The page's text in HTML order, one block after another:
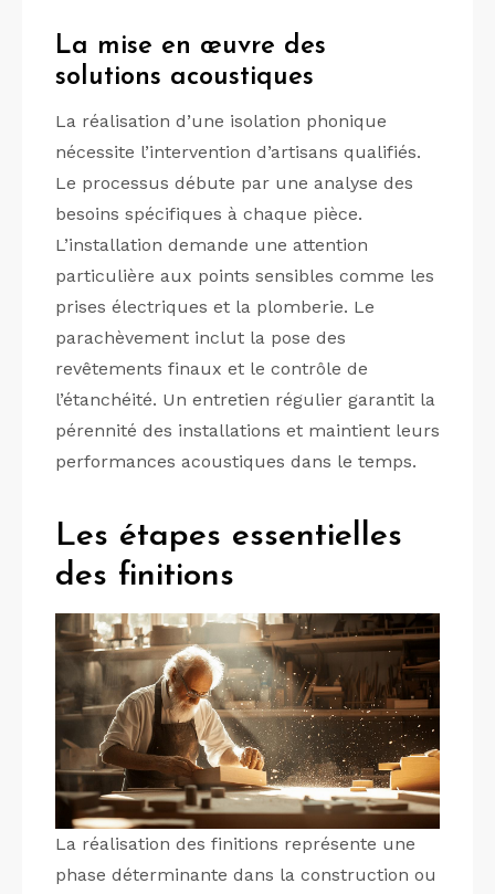
La mise en œuvre des
solutions acoustiques
La réalisation d’une isolation phonique
nécessite l’intervention d’artisans qualifiés.
Le processus débute par une analyse des
besoins spécifiques à chaque pièce.
L’installation demande une attention
particulière aux points sensibles comme les
prises électriques et la plomberie. Le
parachèvement inclut la pose des
revêtements finaux et le contrôle de
l’étanchéité. Un entretien régulier garantit la
pérennité des installations et maintient leurs
performances acoustiques dans le temps.
Les étapes essentielles
des finitions
La réalisation des finitions représente une
phase déterminante dans la construction ou